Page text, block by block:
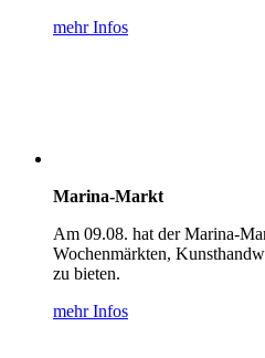
mehr Infos
Marina-Markt
Am 09.08. hat der Marina-
Wochenmärkten,
zu bieten.
mehr Infos